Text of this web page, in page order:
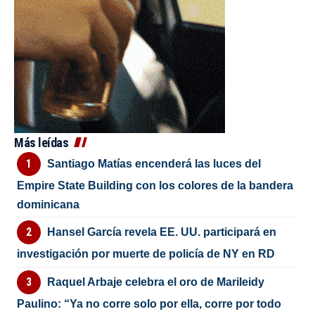
Más leídas
Santiago Matías encenderá las luces del
Empire State Building con los colores de la bandera
dominicana
Hansel García revela EE. UU. participará en
investigación por muerte de policía de NY en RD
Raquel Arbaje celebra el oro de Marileidy
Paulino: “Ya no corre solo por ella, corre por todo